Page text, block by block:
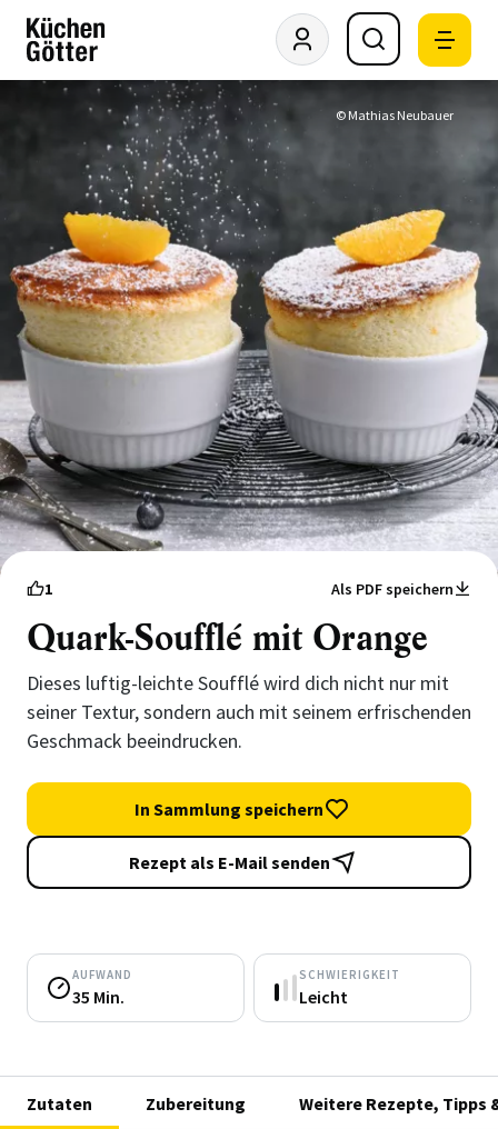
© Mathias Neubauer
1 Als PDF speichern
Quark-Soufflé mit Orange
Dieses luftig-leichte Soufflé wird dich nicht nur mit
seiner Textur, sondern auch mit seinem erfrischenden
Geschmack beeindrucken.
In Sammlung speichern
Rezept als E-Mail senden
AUFWAND
35 Min.
SCHWIERIGKEIT
Leicht
Zutaten Zubereitung Weitere Rezepte, Tipps